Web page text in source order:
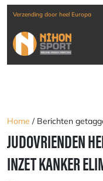
Verzending door heel Europa
Home / Berichten
JUDOVRIENDEN
INZET KANKER